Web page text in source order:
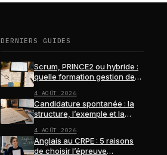
DERNIERS GUIDES
Scrum, PRINCE2 ou hybride :
quelle formation gestion de
projets choisir ?
4 AOÛT 2026
Candidature spontanée : la
structure, l’exemple et la
relance qui font la différence
4 AOÛT 2026
Anglais au CRPE : 5 raisons
de choisir l’épreuve